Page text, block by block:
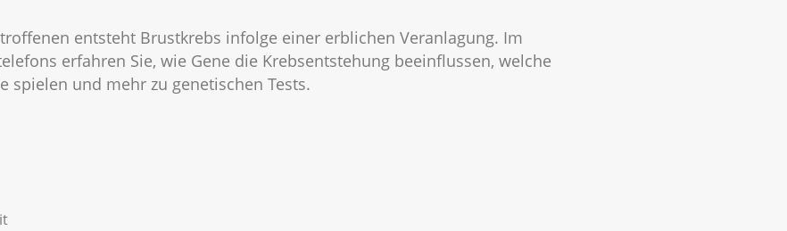
entsteht Brustkrebs infolge einer erblichen Veranlagung. Im
erfahren Sie, wie Gene die Krebsentstehung beeinflussen, welche
spielen und mehr zu genetischen Tests.